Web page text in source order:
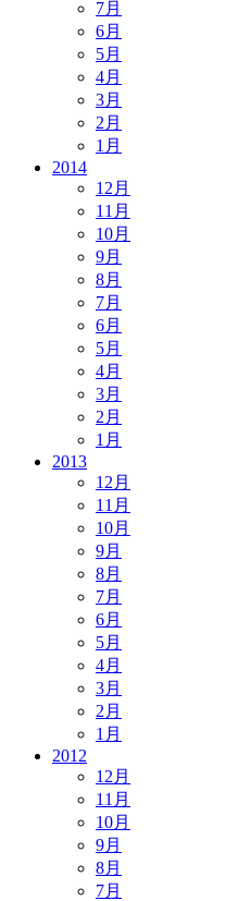
7月
6月
5月
4月
3月
2月
1月
2014
12月
11月
10月
9月
8月
7月
6月
5月
4月
3月
2月
1月
2013
12月
11月
10月
9月
8月
7月
6月
5月
4月
3月
2月
1月
2012
12月
11月
10月
9月
8月
7月